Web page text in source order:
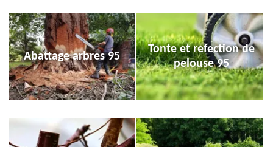
Abattage arbres 95
Tonte et refection de
pelouse 95